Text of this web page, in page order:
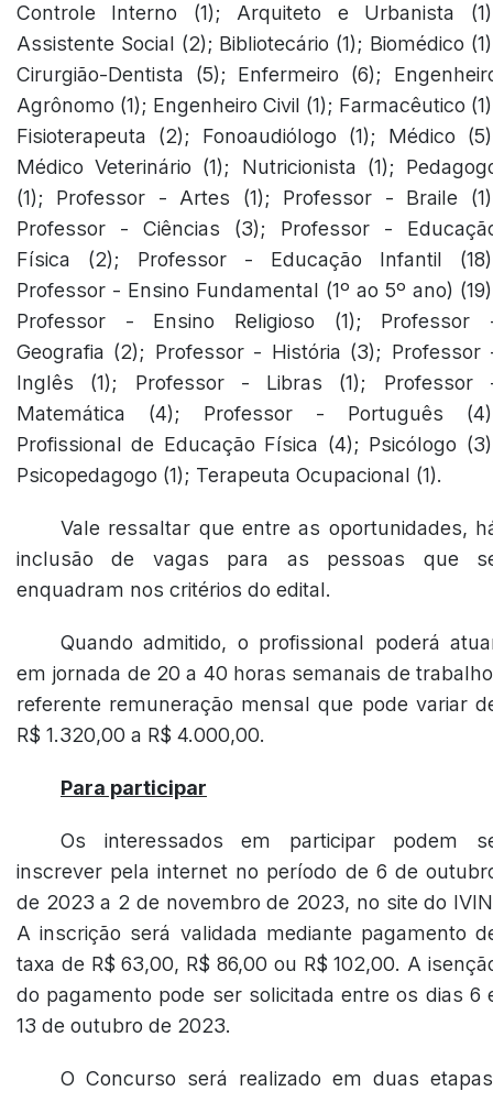
Controle Interno (1); Arquiteto e Urbanista
Assistente Social (2); Bibliotecário (1); Biomédico
Cirurgião-Dentista (5); Enfermeiro (6);
Agrônomo (1); Engenheiro Civil (1); Farmacêutico
Fisioterapeuta (2); Fonoaudiólogo (1); Médico
Médico Veterinário (1); Nutricionista (1);
(1); Professor - Artes (1); Professor - Braile
Professor - Ciências (3); Professor -
Física (2); Professor - Educação Infantil
Professor - Ensino Fundamental (1º ao 5º ano)
Professor - Ensino Religioso (1); Professor
Geografia (2); Professor - História (3); Professor
Inglês (1); Professor - Libras (1); Professor
Matemática (4); Professor - Português
Profissional de Educação Física (4); Psicólogo
Psicopedagogo (1); Terapeuta Ocupacional (1).
Vale ressaltar que entre as oportunidades,
inclusão de vagas para as pessoas que
enquadram nos critérios do edital.
Quando admitido, o profissional poderá
em jornada de 20 a 40 horas semanais de
referente remuneração mensal que pode variar
R$ 1.320,00 a R$ 4.000,00.
Para participar
Os interessados em participar podem
inscrever pela internet no período de 6 de
de 2023 a 2 de novembro de 2023, no site do
A inscrição será validada mediante pagamento
taxa de R$ 63,00, R$ 86,00 ou R$ 102,00. A
do pagamento pode ser solicitada entre os dias 6
13 de outubro de 2023.
O Concurso será realizado em duas